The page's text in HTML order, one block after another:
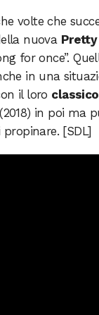
volte che
nuova Pretty
for once”.
in una
il loro
(2018) in poi ma
[SDL]